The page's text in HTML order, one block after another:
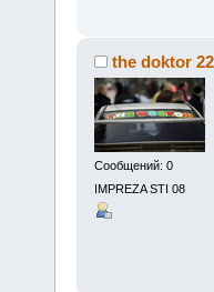
the doktor
Сообщений: 0
IMPREZA STI 08